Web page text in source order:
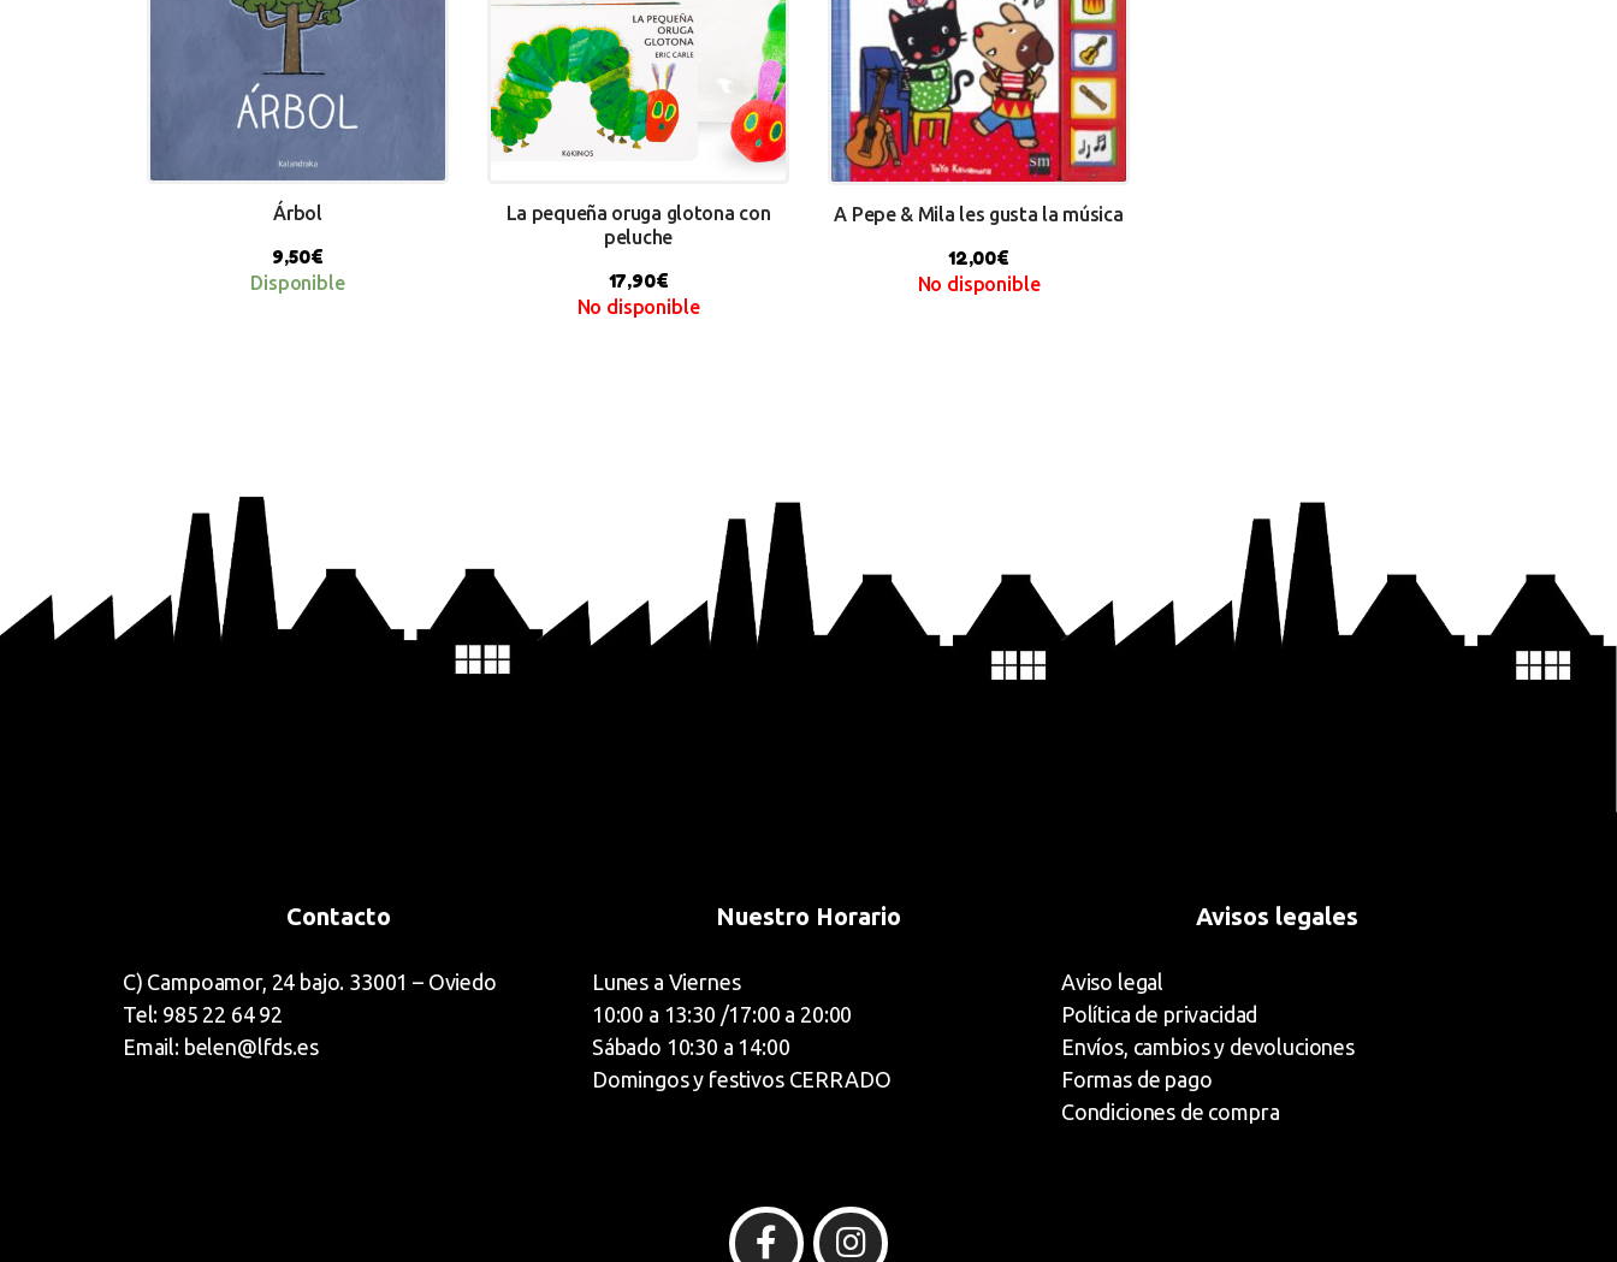
Árbol
9,50€
Disponible
La pequeña oruga glotona con
peluche
17,90€
No disponible
A Pepe & Mila les gusta la música
12,00€
No disponible
Contacto
C) Campoamor, 24 bajo. 33001 – Oviedo
Tel: 985 22 64 92
Email: belen@lfds.es
Nuestro Horario
Lunes a Viernes
10:00 a 13:30 /17:00 a 20:00
Sábado 10:30 a 14:00
Domingos y festivos CERRADO
Avisos legales
Aviso legal
Política de privacidad
Envíos, cambios y devoluciones
Formas de pago
Condiciones de compra